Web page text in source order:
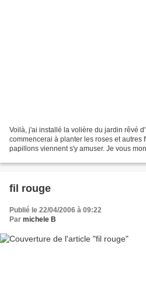
Voilà, j'ai installé la volière du jardin rêvé
commencerai à planter les roses et autres
papillons viennent s'y amuser. Je vous
fil rouge
Publié le 22/04/2006 à 09:22
Par michele B